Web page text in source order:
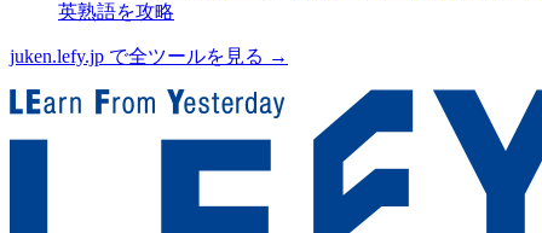
英熟語を攻略
juken.lefy.jp で全ツールを見る →